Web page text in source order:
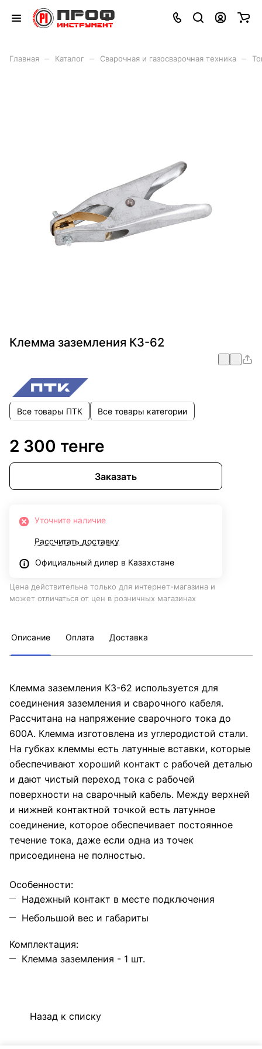
Главная Каталог Сварочная и газосварочная техника
Клемма заземления КЗ-62
Все товары ПТК Все товары категории
2 300 тенге
Заказать
Уточните наличие
Рассчитать доставку
Официальный дилер в Казахстане
Цена действительна только для интернет-магазина и
может отличаться от цен в розничных магазинах
Описание Оплата Доставка
Клемма заземления КЗ-62 используется для
соединения заземления и сварочного кабеля.
Рассчитана на напряжение сварочного тока до
600А. Клемма изготовлена из углеродистой стали.
На губках клеммы есть латунные вставки, которые
обеспечивают хороший контакт с рабочей деталью
и дают чистый переход тока с рабочей
поверхности на сварочный кабель. Между верхней
и нижней контактной точкой есть латунное
соединение, которое обеспечивает постоянное
течение тока, даже если одна из точек
присоединена не полностью.
Особенности:
Надежный контакт в месте подключения
Небольшой вес и габариты
Комплектация:
Клемма заземления - 1 шт.
Назад к списку